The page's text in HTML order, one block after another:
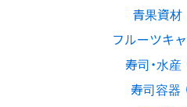
青果資材
フルーツキャ
寿司・水産
寿司容器